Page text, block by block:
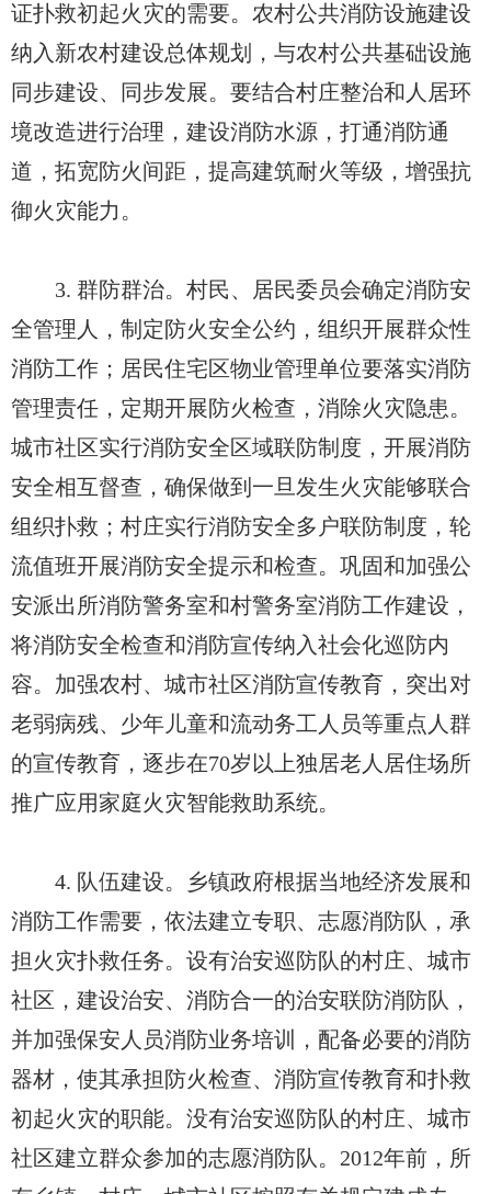
证扑救初起火灾的需要。农村公共消防设施建设
纳入新农村建设总体规划，与农村公共基础设施
同步建设、同步发展。要结合村庄整治和人居环
境改造进行治理，建设消防水源，打通消防通
道，拓宽防火间距，提高建筑耐火等级，增强抗
御火灾能力。
3. 群防群治。村民、居民委员会确定消防安
全管理人，制定防火安全公约，组织开展群众性
消防工作；居民住宅区物业管理单位要落实消防
管理责任，定期开展防火检查，消除火灾隐患。
城市社区实行消防安全区域联防制度，开展消防
安全相互督查，确保做到一旦发生火灾能够联合
组织扑救；村庄实行消防安全多户联防制度，轮
流值班开展消防安全提示和检查。巩固和加强公
安派出所消防警务室和村警务室消防工作建设，
将消防安全检查和消防宣传纳入社会化巡防内
容。加强农村、城市社区消防宣传教育，突出对
老弱病残、少年儿童和流动务工人员等重点人群
的宣传教育，逐步在70岁以上独居老人居住场所
推广应用家庭火灾智能救助系统。
4. 队伍建设。乡镇政府根据当地经济发展和
消防工作需要，依法建立专职、志愿消防队，承
担火灾扑救任务。设有治安巡防队的村庄、城市
社区，建设治安、消防合一的治安联防消防队，
并加强保安人员消防业务培训，配备必要的消防
器材，使其承担防火检查、消防宣传教育和扑救
初起火灾的职能。没有治安巡防队的村庄、城市
社区建立群众参加的志愿消防队。2012年前，所